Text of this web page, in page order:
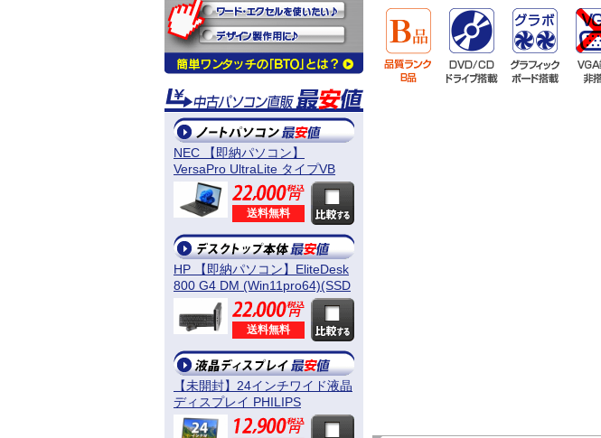
NEC 【即納パソコン】
VersaPro UltraLite タイプVB
(Win11pro64) 5N8
送料無料
HP 【即納パソコン】EliteDesk
800 G4 DM (Win11pro64)(SSD
新品) 5D8
送料無料
【未開封】24インチワイド液晶
ディスプレイ PHILIPS
241B4LPYCB/11